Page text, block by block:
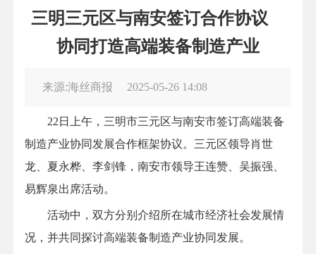
三明三元区与南安签订合作协议
协同打造高端装备制造产业
来源:海丝商报 2025-05-26 14:08
22日上午，三明市三元区与南安市签订高端装备
制造产业协同发展合作框架协议。三元区领导肖世
龙、夏永桦、李剑锋，南安市领导王连赞、吴振强、
易辉泉出席活动。
活动中，双方分别介绍所在城市经济社会发展情
况，并共同探讨高端装备制造产业协同发展。